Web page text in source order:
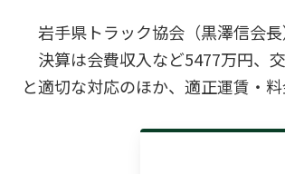
岩手県トラック協会（黒澤信会
決算は会費収入など5477万円、
と適切な対応のほか、適正運賃・